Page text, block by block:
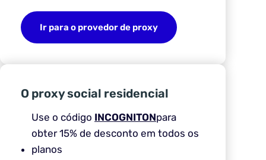
Ir para o provedor de proxy
O proxy social residencial
Use o código INCOGNITONpara
obter 15% de desconto em todos os
planos